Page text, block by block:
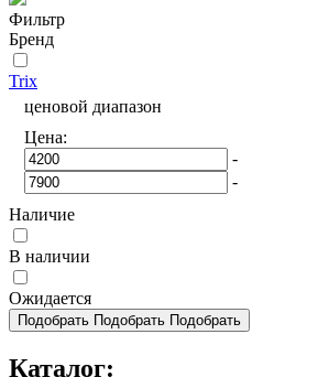
Фильтр
Бренд
Trix
ценовой диапазон
Цена:
-
-
Наличие
В наличии
Ожидается
Подобрать Подобрать Подобрать
Каталог: